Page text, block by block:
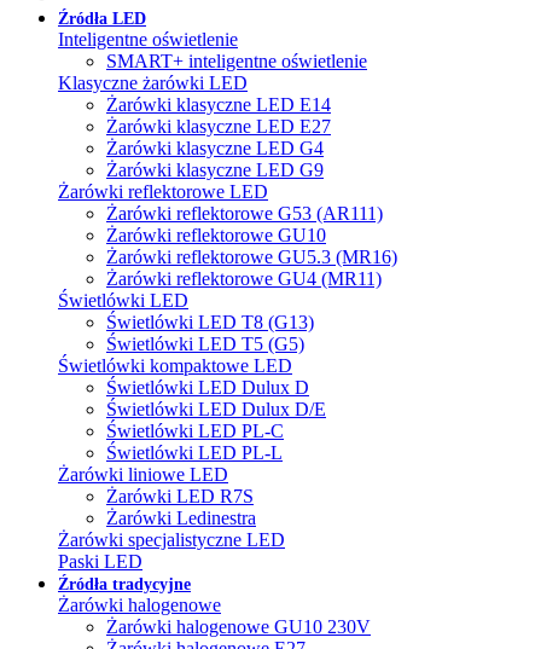
Źródła LED
Inteligentne oświetlenie
SMART+ inteligentne oświetlenie
Klasyczne żarówki LED
Żarówki klasyczne LED E14
Żarówki klasyczne LED E27
Żarówki klasyczne LED G4
Żarówki klasyczne LED G9
Żarówki reflektorowe LED
Żarówki reflektorowe G53 (AR111)
Żarówki reflektorowe GU10
Żarówki reflektorowe GU5.3 (MR16)
Żarówki reflektorowe GU4 (MR11)
Świetlówki LED
Świetlówki LED T8 (G13)
Świetlówki LED T5 (G5)
Świetlówki kompaktowe LED
Świetlówki LED Dulux D
Świetlówki LED Dulux D/E
Świetlówki LED PL-C
Świetlówki LED PL-L
Żarówki liniowe LED
Żarówki LED R7S
Żarówki Ledinestra
Żarówki specjalistyczne LED
Paski LED
Źródła tradycyjne
Żarówki halogenowe
Żarówki halogenowe GU10 230V